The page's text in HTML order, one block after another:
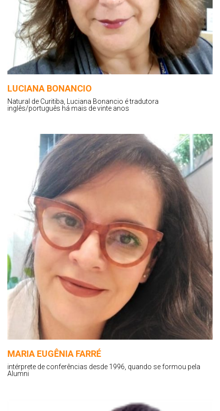
LUCIANA BONANCIO
Natural de Curitiba, Luciana Bonancio é tradutora
inglês/português há mais de vinte anos
MARIA EUGÊNIA FARRÉ
intérprete de conferências desde 1996, quando se formou pela
Alumni